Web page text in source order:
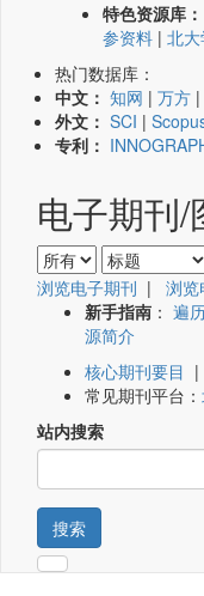
特色资源库：
参资料 | 北
热门数据库：
中文： 知网 | 万方 |
外文： SCI |
专利：
电子期刊/
浏览电子期刊 | 浏览
新手指南 ： 遍
源简介
核心期刊要目 |
常见期刊平台：
站内搜索
搜索